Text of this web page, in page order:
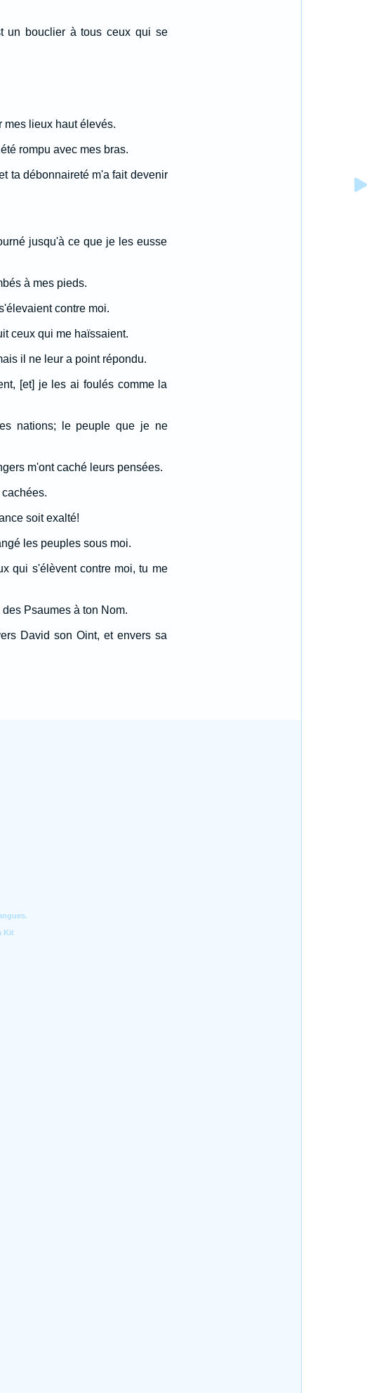
un bouclier à tous ceux qui se
mes lieux haut élevés.
rompu avec mes bras.
ta débonnaireté m'a fait devenir
jusqu'à ce que je les eusse
à mes pieds.
contre moi.
ceux qui me haïssaient.
il ne leur a point répondu.
[et] je les ai foulés comme la
nations; le peuple que je ne
m'ont caché leurs pensées.
soit exalté!
les peuples sous moi.
qui s'élèvent contre moi, tu me
Psaumes à ton Nom.
David son Oint, et envers sa